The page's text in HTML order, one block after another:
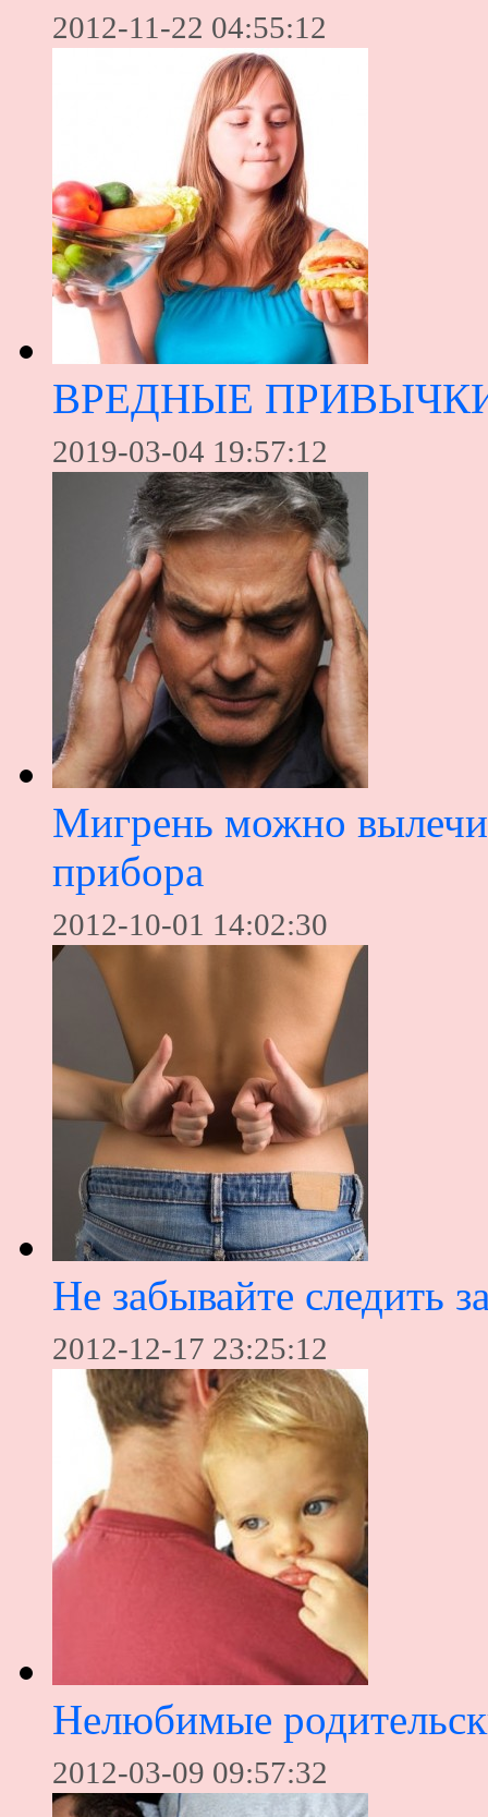
2012-11-22 04:55:12
ВРЕДНЫЕ
2019-03-04 19:57:12
Мигрень можно
прибора
2012-10-01 14:02:30
Не забывайте следить
2012-12-17 23:25:12
Нелюбимые
2012-03-09 09:57:32